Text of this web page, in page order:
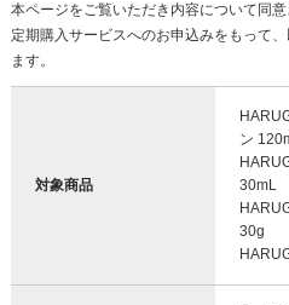
本ページをご覧いただき内容について同意
定期購入サービスへのお申込みをもって
ます。
対象商品
ン
30mL
30g